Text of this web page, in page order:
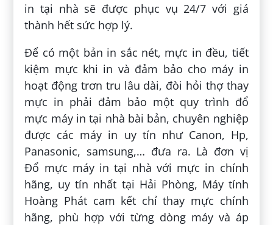
in tại nhà sẽ được phục vụ 24/7 với giá
thành hết sức hợp lý.
Để có một bản in sắc nét, mực in đều, tiết
kiệm mực khi in và đảm bảo cho máy in
hoạt động trơn tru lâu dài, đòi hỏi thợ thay
mực in phải đảm bảo một quy trình đổ
mực máy in tại nhà bài bản, chuyên nghiệp
được các máy in uy tín như Canon, Hp,
Panasonic, samsung,… đưa ra. Là đơn vị
Đổ mực máy in tại nhà với mực in chính
hãng, uy tín nhất tại Hải Phòng, Máy tính
Hoàng Phát cam kết chỉ thay mực chính
hãng, phù hợp với từng dòng máy và áp